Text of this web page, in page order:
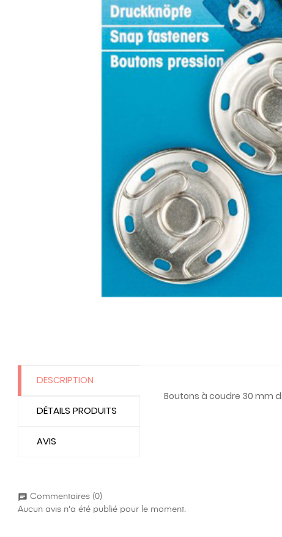
DESCRIPTION
DÉTAILS PRODUITS
AVIS
Boutons à coudre 30 mm
chat Commentaires (0)
Aucun avis n'a été publié pour le moment.